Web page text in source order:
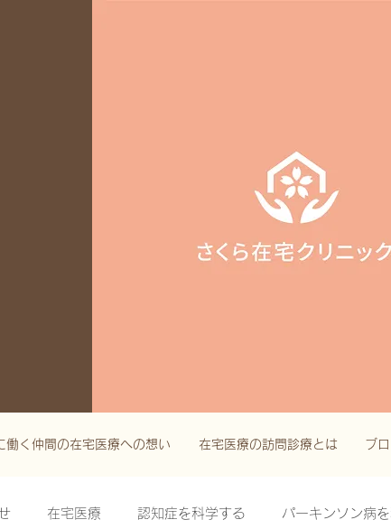
働く仲間の在宅医療への想い 在宅医療の訪問診療とは ブ
在宅医療 認知症を科学する パーキンソン病